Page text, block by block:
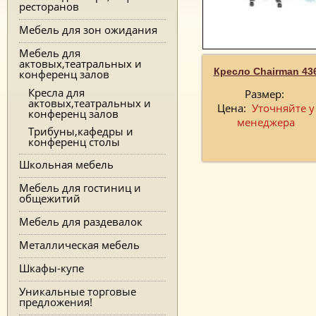
ресторанов
Мебель для зон ожидания
Мебель для
актовых,театральных и
конференц залов
Кресла для
актовых,театральных и
конференц залов
Трибуны,кафедры и
конференц столы
Школьная мебель
Мебель для гостиниц и
общежитий
Мебель для раздевалок
Металлическая мебель
Шкафы-купе
Уникальные торговые
предложения!
Кресло Chairman
Размер:
Цена: Уточняйте у
менеджера